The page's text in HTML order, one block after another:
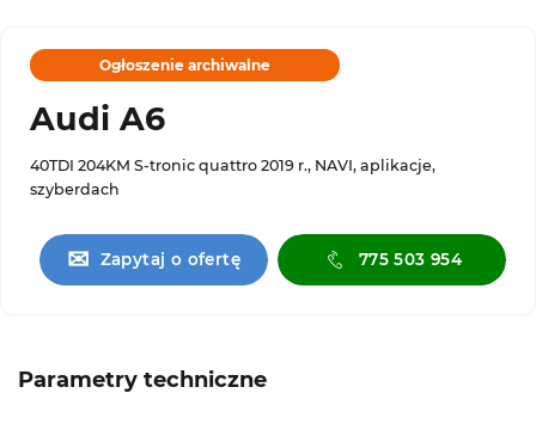
Ogłoszenie archiwalne
Audi A6
40TDI 204KM S-tronic quattro 2019 r., NAVI, aplikacje,
szyberdach
✉ Zapytaj o ofertę 775 503 954
Parametry techniczne